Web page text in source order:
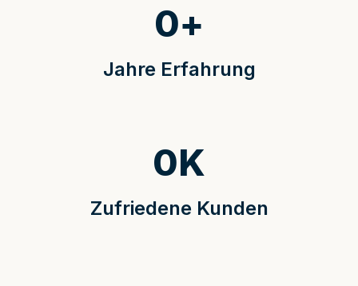
Jahre Erfahrung
0+
Zufriedene Kunden
0K